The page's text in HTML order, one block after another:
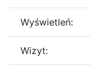
Wyświetleń:
Wizyt: